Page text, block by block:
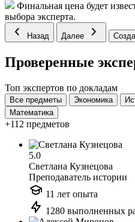
Финальная цена будет
выбора эксперта.
Назад Далее
Проверенные
Топ экспертов по докладам
Все предметы Экономика
Математика
+112 предметов
5.0
Светлана Кузнецова
Преподаватель истории
11 лет опыта
1280 выполненных